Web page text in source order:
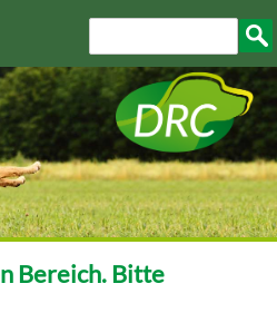
Bereich. Bitte